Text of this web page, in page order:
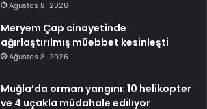
Ağustos 8, 2026
Meryem Çap cinayetinde
ağırlaştırılmış müebbet kesinleşti
Ağustos 8, 2026
Muğla’da orman yangını: 10 helikopter
ve 4 uçakla müdahale ediliyor